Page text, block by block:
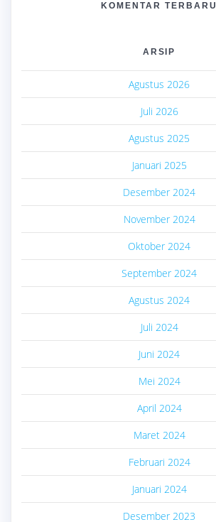
KOMENTAR TERBARU
ARSIP
Agustus 2026
Juli 2026
Agustus 2025
Januari 2025
Desember 2024
November 2024
Oktober 2024
September 2024
Agustus 2024
Juli 2024
Juni 2024
Mei 2024
April 2024
Maret 2024
Februari 2024
Januari 2024
Desember 2023